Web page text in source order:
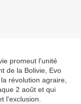
promeut l'unité
de la Bolivie, Evo
révolution agraire,
2 août et qui
l'exclusion.